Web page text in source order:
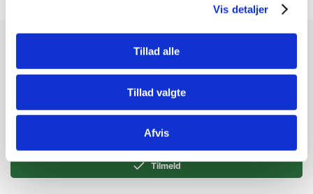
Vis detaljer
Tillad alle
Tillad valgte
Afvis
Modtag vores nyhedsbrev
Nyheder og katalog - én gang om måneden
Tilmeld